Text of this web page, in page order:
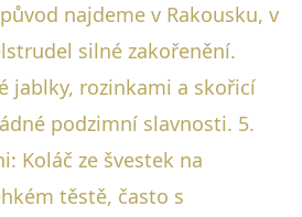
najdeme v Rakousku, v
silné zakořenění.
jablky, rozinkami a skořicí
podzimní slavnosti. 5.
Koláč ze švestek na
těstě, často s